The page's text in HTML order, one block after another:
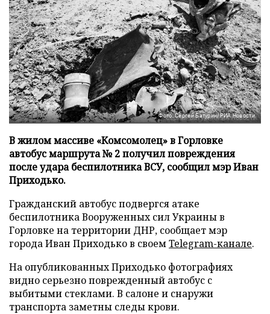
Фото: Сергей Батурин/РИА Новости
В жилом массиве «Комсомолец» в Горловке
автобус маршрута № 2 получил повреждения
после удара беспилотника ВСУ, сообщил мэр Иван
Приходько.
Гражданский автобус подвергся атаке
беспилотника Вооруженных сил Украины в
Горловке на территории ДНР, сообщает мэр
города Иван Приходько в своемTelegram-канале.
На опубликованных Приходько фотографиях
видно серьезно поврежденный автобус с
выбитыми стеклами. В салоне и снаружи
транспорта заметны следы крови.